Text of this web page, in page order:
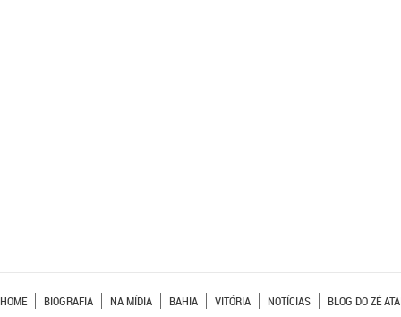
HOME BIOGRAFIA NA MÍDIA BAHIA VITÓRIA NOTÍCIAS BLOG DO ZÉ